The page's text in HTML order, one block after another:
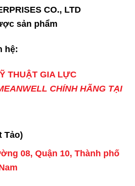
CO., LTD
sản phẩm
hệ:
THUẬT GIA LỰC
CHÍNH HÃNG TẠI
Tảo)
08, Quận 10, Thành phố